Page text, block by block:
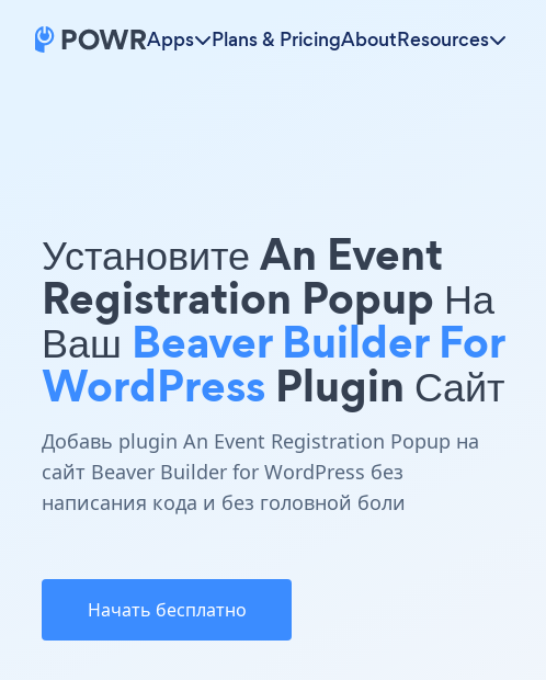
Apps Plans & PricingAboutResources
Установите An Event
Registration Popup На
Ваш Beaver Builder For
WordPress Plugin Сайт
Добавь plugin An Event Registration Popup на
сайт Beaver Builder for WordPress без
написания кода и без головной боли
Начать бесплатно